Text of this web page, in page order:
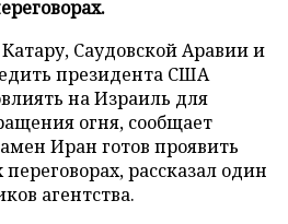
Саудовской Аравии и
президента США
на Израиль для
огня, сообщает
Иран готов проявить
рассказал один
агентства.